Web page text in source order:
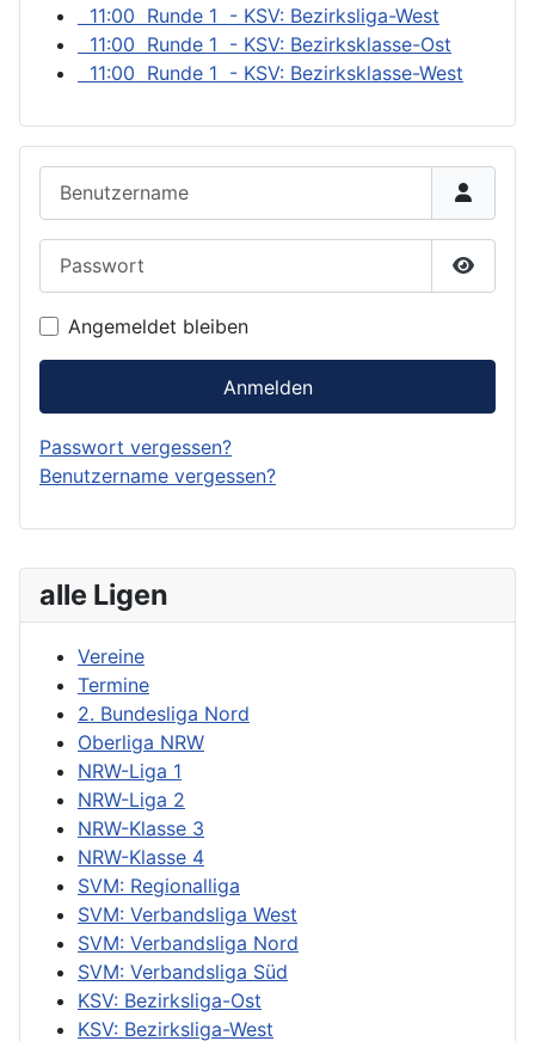
alle Ligen
Vereine
Termine
2. Bundesliga Nord
Oberliga NRW
NRW-Liga 1
NRW-Liga 2
NRW-Klasse 3
NRW-Klasse 4
SVM: Regionalliga
SVM: Verbandsliga West
SVM: Verbandsliga Nord
SVM: Verbandsliga Süd
KSV: Bezirksliga-Ost
KSV: Bezirksliga-West
11:00 Runde 1 - KSV: Bezirksliga-West
11:00 Runde 1 - KSV: Bezirksklasse-Ost
11:00 Runde 1 - KSV: Bezirksklasse-West
Angemeldet bleiben
Anmelden
Passwort vergessen?
Benutzername vergessen?